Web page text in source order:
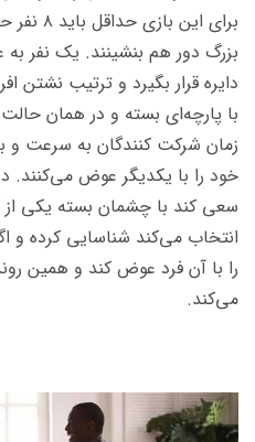
برای
بزرگ دور هم بنشینند. یک نفر
دایره قرار بگیرد و ترتیب نشتن
با پارچه‌ای بسته و در همان
زمان شرکت کنندگان به سرعت
خود را با یکدیگر عوض می‌کنند.
سعی کند با چشمان بسته یکی از
انتخاب می‌کند شناسایی کرده
را با آن فرد عوض کند و همین
می‌کند.